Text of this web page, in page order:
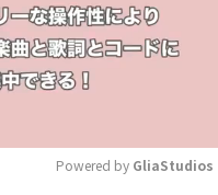
Powered by GliaStudios